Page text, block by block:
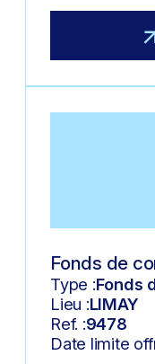
Fonds de
Type :Fonds
Lieu :LIMAY
Ref. :9478
Date limite